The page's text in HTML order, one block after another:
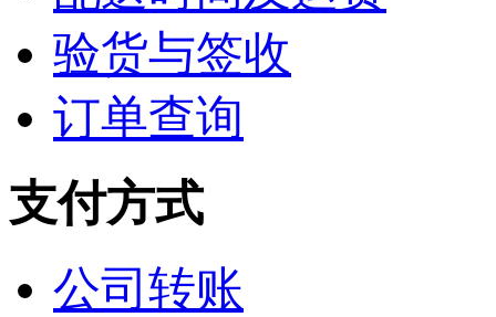
验货与签收
订单查询
支付方式
公司转账